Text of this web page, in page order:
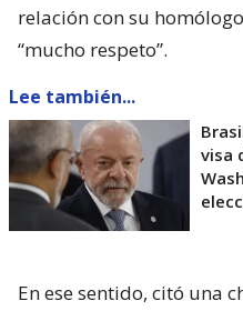
relación con su
“mucho respeto”.
Lee también...
visa
En ese sentido, citó una